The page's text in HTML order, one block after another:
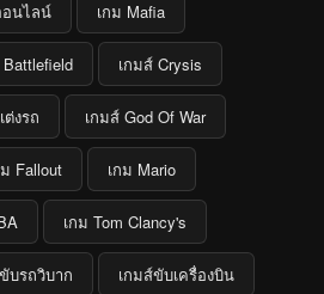
อนไลน์ เกม Mafia
Battlefield เกมส์ Crysis
ต่งรถ เกมส์ God Of War
ม Fallout เกม Mario
เกม Tom Clancy's
บรถวิบาก เกมส์ขับเครื่องบิน